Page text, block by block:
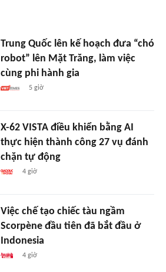
Trung Quốc lên kế hoạch đưa “chó
robot” lên Mặt Trăng, làm việc
cùng phi hành gia
5 giờ
X-62 VISTA điều khiển bằng AI
thực hiện thành công 27 vụ đánh
chặn tự động
4 giờ
Việc chế tạo chiếc tàu ngầm
Scorpène đầu tiên đã bắt đầu ở
Indonesia
4 giờ